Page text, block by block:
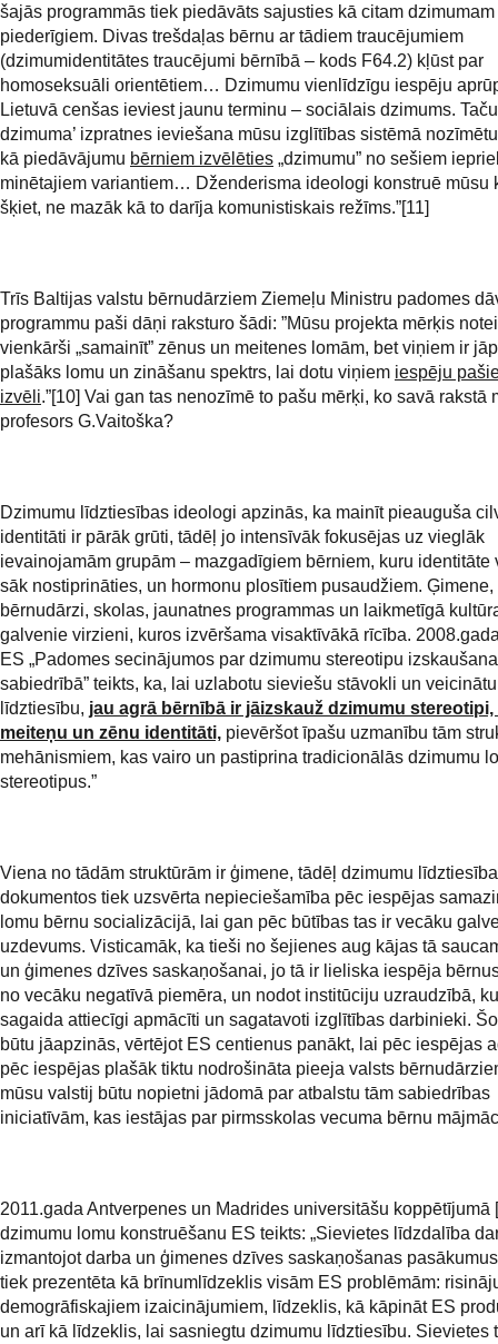
šajās programmās tiek piedāvāts sajusties kā citam dzimumam
piederīgiem. Divas trešdaļas bērnu ar tādiem traucējumiem
(dzimumidentitātes traucējumi bērnībā – kods F64.2) kļūst par
homoseksuāli orientētiem… Dzimumu vienlīdzīgu iespēju
Lietuvā cenšas ieviest jaunu terminu – sociālais dzimums.
dzimuma’ izpratnes ieviešana mūsu izglītības sistēmā
kā piedāvājumu bērniem izvēlēties „dzimumu” no sešiem
minētajiem variantiem… Dženderisma ideologi konstruē mūsu
šķiet, ne mazāk kā to darīja komunistiskais režīms.”[11]
Trīs Baltijas valstu bērnudārziem Ziemeļu Ministru padomes
programmu paši dāņi raksturo šādi: ”Mūsu projekta mērķis
vienkārši „samainīt” zēnus un meitenes lomām, bet viņiem ir
plašāks lomu un zināšanu spektrs, lai dotu viņiem iespēju
izvēli.”[10] Vai gan tas nenozīmē to pašu mērķi, ko savā rakstā
profesors G.Vaitoška?
Dzimumu līdztiesības ideologi apzinās, ka mainīt pieauguša
identitāti ir pārāk grūti, tādēļ jo intensīvāk fokusējas uz vieglāk
ievainojamām grupām – mazgadīgiem bērniem, kuru identitāte
sāk nostiprināties, un hormonu plosītiem pusaudžiem. Ģimene,
bērnudārzi, skolas, jaunatnes programmas un laikmetīgā
galvenie virzieni, kuros izvēršama visaktīvākā rīcība.
ES „Padomes secinājumos par dzimumu stereotipu izskaušana
sabiedrībā” teikts, ka, lai uzlabotu sieviešu stāvokli un
līdztiesību, jau agrā bērnībā ir jāizskauž dzimumu
meiteņu un zēnu identitāti, pievēršot īpašu uzmanību tām
mehānismiem, kas vairo un pastiprina tradicionālās dzimumu
stereotipus.”
Viena no tādām struktūrām ir ģimene, tādēļ dzimumu
dokumentos tiek uzsvērta nepieciešamība pēc iespējas
lomu bērnu socializācijā, lai gan pēc būtības tas ir vecāku
uzdevums. Visticamāk, ka tieši no šejienes aug kājas tā
un ģimenes dzīves saskaņošanai, jo tā ir lieliska iespēja
no vecāku negatīvā piemēra, un nodot institūciju uzraudzībā,
sagaida attiecīgi apmācīti un sagatavoti izglītības darbinieki.
būtu jāapzinās, vērtējot ES centienus panākt, lai pēc iespējas
pēc iespējas plašāk tiktu nodrošināta pieeja valsts
mūsu valstij būtu nopietni jādomā par atbalstu tām sabiedrības
iniciatīvām, kas iestājas par pirmsskolas vecuma bērnu
2011.gada Antverpenes un Madrides universitāšu koppētījumā
dzimumu lomu konstruēšanu ES teikts: „Sievietes līdzdalība
izmantojot darba un ģimenes dzīves saskaņošanas
tiek prezentēta kā brīnumlīdzeklis visām ES problēmām:
demogrāfiskajiem izaicinājumiem, līdzeklis, kā kāpināt ES
un arī kā līdzeklis, lai sasniegtu dzimumu līdztiesību. Sievietes